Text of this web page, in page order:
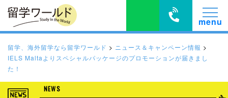
留学、海外留学なら留学ワールド > ニュース＆キャンペーン情報 >
IELS Maltaよりスペシャルパッケージのプロモーションが届きまし
た！
NEWS